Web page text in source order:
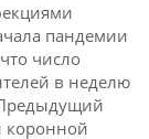
пандемии
число
в неделю
коронной